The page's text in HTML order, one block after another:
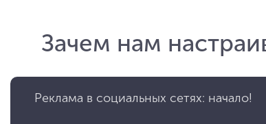
Зачем нам
Реклама в социальных сетях: начало!